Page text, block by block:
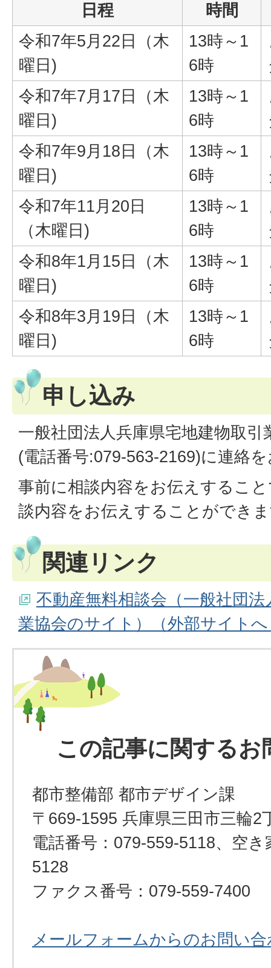
日程
時間
令和7年5月22日（木
曜日)
13時～1
6時
令和7年7月17日（木
曜日)
13時～1
6時
令和7年9月18日（木
曜日)
13時～1
6時
令和7年11月20日
（木曜日)
13時～1
6時
令和8年1月15日（木
曜日)
13時～1
6時
令和8年3月19日（木
曜日)
13時～1
6時
申し込み
一般社団法人兵庫県宅地建物取引
(電話番号:079-563-2169)に連絡
事前に相談内容をお伝えするこ
談内容をお伝えすることができ
関連リンク
不動産無料相談会（一般社団
業協会のサイト）（外部サイト
この記事に関するお
都市整備部 都市デザイン課
〒669-1595 兵庫県三田市三輪2
電話番号：079-559-5118、空
5128
ファクス番号：079-559-7400
メールフォームからのお問い